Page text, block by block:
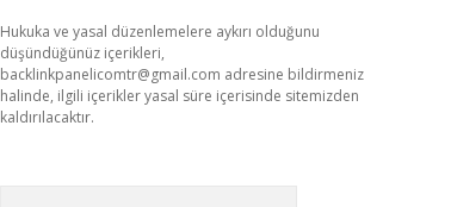
Hukuka ve yasal düzenlemelere aykırı olduğunu
düşündüğünüz içerikleri,
backlinkpanelicomtr@gmail.com adresine bildirmeniz
halinde, ilgili içerikler yasal süre içerisinde sitemizden
kaldırılacaktır.